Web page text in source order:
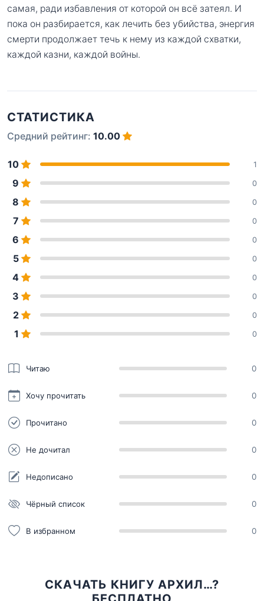
самая, ради избавления от которой он всё затеял. И
пока он разбирается, как лечить без убийства, энергия
смерти продолжает течь к нему из каждой схватки,
каждой казни, каждой войны.
СТАТИСТИКА
Средний рейтинг: 10.00
10 1
9 0
8 0
7 0
6 0
5 0
4 0
3 0
2 0
1 0
Читаю 0
Хочу прочитать 0
Прочитано 0
Не дочитал 0
Недописано 0
Чёрный список 0
В избранном 0
СКАЧАТЬ КНИГУ АРХИЛ…?